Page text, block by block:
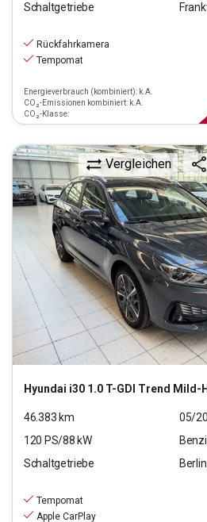
Schaltgetriebe
Rückfahrkamera
Tempomat
Energieverbrauch (kombiniert): k.A.
CO₂-Emissionen kombiniert: k.A.
CO₂-Klasse:
Hyundai i30 1.0 T-GDI Trend Mild-Hybrid (EURO 6d)(OPF)
Vergleichen
46.383 km
05/
120 PS/88 kW
Schaltgetriebe
Tempomat
Apple CarPlay